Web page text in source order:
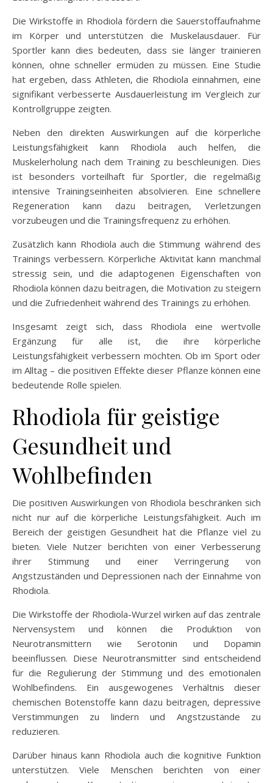
Die Wirkstoffe in Rhodiola fördern die Sauerstoffaufnahme
im Körper und unterstützen die Muskelausdauer. Für
Sportler kann dies bedeuten, dass sie länger trainieren
können, ohne schneller ermüden zu müssen. Eine Studie
hat ergeben, dass Athleten, die Rhodiola einnahmen, eine
signifikant verbesserte Ausdauerleistung im Vergleich zur
Kontrollgruppe zeigten.
Neben den direkten Auswirkungen auf die körperliche
Leistungsfähigkeit kann Rhodiola auch helfen, die
Muskelerholung nach dem Training zu beschleunigen. Dies
ist besonders vorteilhaft für Sportler, die regelmäßig
intensive Trainingseinheiten absolvieren. Eine schnellere
Regeneration kann dazu beitragen, Verletzungen
vorzubeugen und die Trainingsfrequenz zu erhöhen.
Zusätzlich kann Rhodiola auch die Stimmung während des
Trainings verbessern. Körperliche Aktivität kann manchmal
stressig sein, und die adaptogenen Eigenschaften von
Rhodiola können dazu beitragen, die Motivation zu steigern
und die Zufriedenheit während des Trainings zu erhöhen.
Insgesamt zeigt sich, dass Rhodiola eine wertvolle
Ergänzung für alle ist, die ihre körperliche
Leistungsfähigkeit verbessern möchten. Ob im Sport oder
im Alltag – die positiven Effekte dieser Pflanze können eine
bedeutende Rolle spielen.
Rhodiola für geistige
Gesundheit und
Wohlbefinden
Die positiven Auswirkungen von Rhodiola beschränken sich
nicht nur auf die körperliche Leistungsfähigkeit. Auch im
Bereich der geistigen Gesundheit hat die Pflanze viel zu
bieten. Viele Nutzer berichten von einer Verbesserung
ihrer Stimmung und einer Verringerung von
Angstzuständen und Depressionen nach der Einnahme von
Rhodiola.
Die Wirkstoffe der Rhodiola-Wurzel wirken auf das zentrale
Nervensystem und können die Produktion von
Neurotransmittern wie Serotonin und Dopamin
beeinflussen. Diese Neurotransmitter sind entscheidend
für die Regulierung der Stimmung und des emotionalen
Wohlbefindens. Ein ausgewogenes Verhältnis dieser
chemischen Botenstoffe kann dazu beitragen, depressive
Verstimmungen zu lindern und Angstzustände zu
reduzieren.
Darüber hinaus kann Rhodiola auch die kognitive Funktion
unterstützen. Viele Menschen berichten von einer